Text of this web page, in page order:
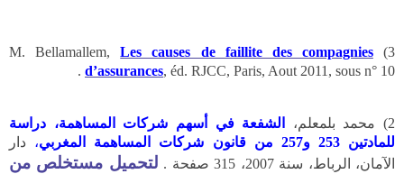
3) M. Bellamallem,
Les causes de faillite des compagnies
d’assurances, éd. RJCC, Paris, Aout 2011, sous n° 10 .
2) محمد بلمعلم،
الشفعة في أسهم شركات المساهمة، دراسة
للمادتين 253 و257 من قانون شركات المساهمة المغربي
، دار
الآمان، الرباط، سنة 2007، 315 صفحة .
لتحميل مستخلص من